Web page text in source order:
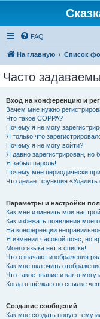
FAQ
На главную Список
Часто
Вход на конференцию и
Зачем мне нужно
Что такое COPPA?
Почему я не могу
Я только что
Почему я не могу войти?
Я давно зарегистрирован, но
Я забыл пароль!
Почему мне периодически
Что делает функция «Удалить
Параметры и настройки
Как мне изменить мои
Как избежать появления
На конференции
Я изменил часовой пояс, но
Моего языка нет в списке!
Что означают изображения
Как мне включить
Что такое звание и как я могу
Когда я щёлкаю по ссылке
Создание сообщений
Как мне создать новую тему